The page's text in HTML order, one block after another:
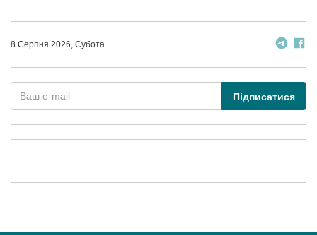
8 Серпня 2026, Субота
Підписатися